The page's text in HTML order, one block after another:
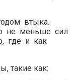
втыка.
не меньше сил
где и как
такие как: